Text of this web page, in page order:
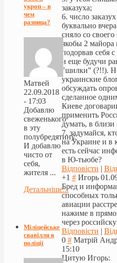
заказуха;
6. число
буквально
сняло со
якобы 2 майора
подорвав себя
и еще будучи
"шилки" (?!!).
украинские
обсуждать
сделанное
Киеве
применить
думать, в
7. задумайся,
на Украине и в
есть сейчас
в Ю-тьюбе?
Відповісти |
+1 # Игорь
Бред и
способных
авиации
нажиме в
через
Відповісти |
0 # Матрій
15:10
Цитую Игорь:
укроп – в
чем
разница?
Матвей
22.09.2018
- 17:03
Добавлю
свеженького
в эту
полубредятину.
И добавлю
чисто от
себя,
жителя ...
Детальніше...
Міліцейське
свавілля в
поліції